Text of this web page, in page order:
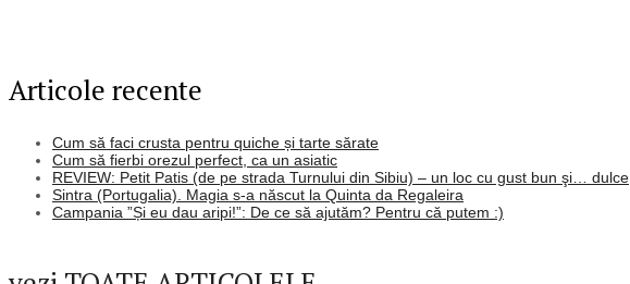
Articole recente
Cum să faci crusta pentru quiche și tarte sărate
Cum să fierbi orezul perfect, ca un asiatic
REVIEW: Petit Patis (de pe strada Turnului din Sibiu) – un loc cu gust bun şi… dulce
Sintra (Portugalia). Magia s-a născut la Quinta da Regaleira
Campania ”Și eu dau aripi!”: De ce să ajutăm? Pentru că putem :)